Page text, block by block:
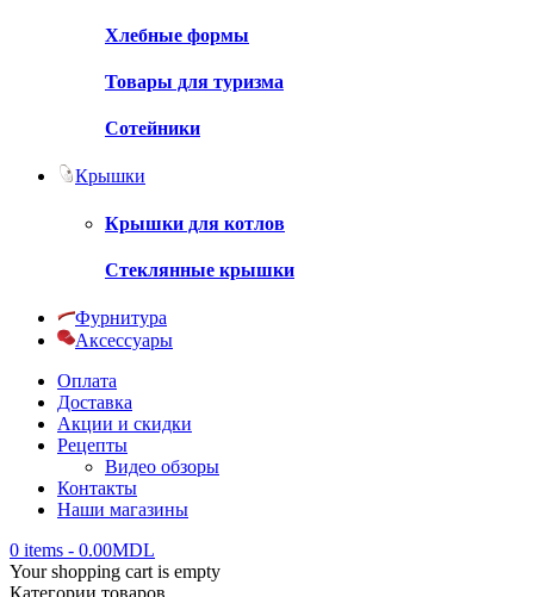
Хлебные формы
Товары для туризма
Сотейники
Крышки
Крышки для котлов
Стеклянные крышки
Фурнитура
Аксессуары
Оплата
Доставка
Акции и скидки
Рецепты
Видео обзоры
Контакты
Наши магазины
0 items - 0.00MDL
Your shopping cart is empty